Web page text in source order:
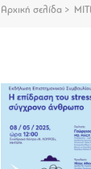
Αρχική σελίδα